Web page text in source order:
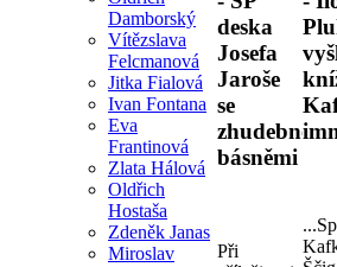
Damborský
Vítězslava
Felcmanová
Jitka Fialová
Ivan Fontana
Eva
Frantinová
Zlata Hálová
Oldřich
Hostaša
Zdeněk Janas
Miroslav
deska
Josefa
Jaroše
se
básněmi
Při